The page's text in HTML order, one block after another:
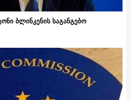
ბლინკენის საგანგებო